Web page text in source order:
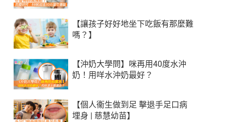
【讓孩子好好地坐下吃飯有那麼難
嗎？】
【沖奶大學問】咪再用40度水沖
奶！用咩水沖奶最好？
【個人衞生做到足 擊退手足口病
埋身 | 慈慧幼苗】